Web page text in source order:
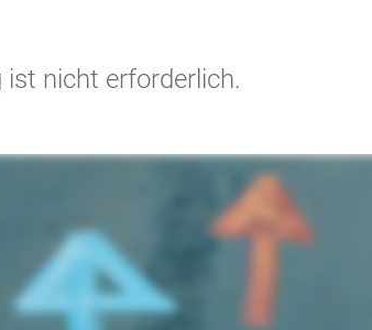
ist nicht erforderlich.